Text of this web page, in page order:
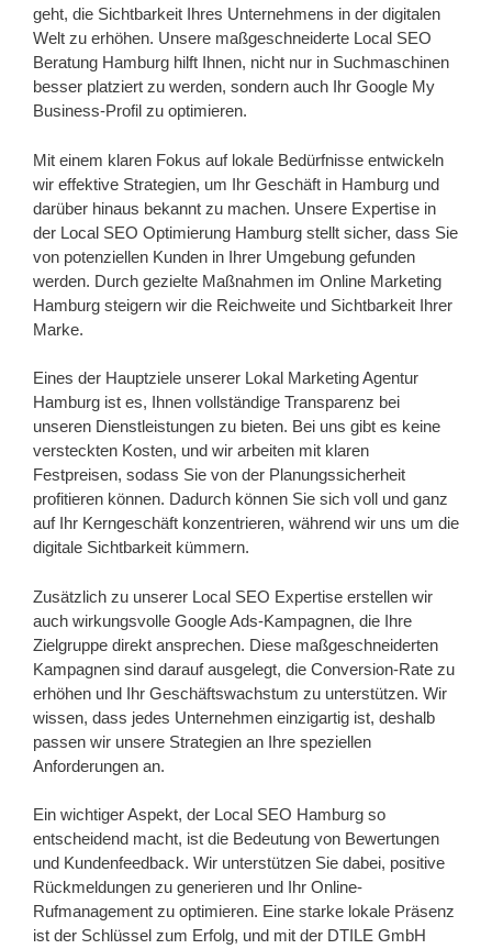
geht, die Sichtbarkeit Ihres Unternehmens in der digitalen
Welt zu erhöhen. Unsere maßgeschneiderte Local SEO
Beratung Hamburg hilft Ihnen, nicht nur in Suchmaschinen
besser platziert zu werden, sondern auch Ihr Google My
Business-Profil zu optimieren.
Mit einem klaren Fokus auf lokale Bedürfnisse entwickeln
wir effektive Strategien, um Ihr Geschäft in Hamburg und
darüber hinaus bekannt zu machen. Unsere Expertise in
der Local SEO Optimierung Hamburg stellt sicher, dass Sie
von potenziellen Kunden in Ihrer Umgebung gefunden
werden. Durch gezielte Maßnahmen im Online Marketing
Hamburg steigern wir die Reichweite und Sichtbarkeit Ihrer
Marke.
Eines der Hauptziele unserer Lokal Marketing Agentur
Hamburg ist es, Ihnen vollständige Transparenz bei
unseren Dienstleistungen zu bieten. Bei uns gibt es keine
versteckten Kosten, und wir arbeiten mit klaren
Festpreisen, sodass Sie von der Planungssicherheit
profitieren können. Dadurch können Sie sich voll und ganz
auf Ihr Kerngeschäft konzentrieren, während wir uns um die
digitale Sichtbarkeit kümmern.
Zusätzlich zu unserer Local SEO Expertise erstellen wir
auch wirkungsvolle Google Ads-Kampagnen, die Ihre
Zielgruppe direkt ansprechen. Diese maßgeschneiderten
Kampagnen sind darauf ausgelegt, die Conversion-Rate zu
erhöhen und Ihr Geschäftswachstum zu unterstützen. Wir
wissen, dass jedes Unternehmen einzigartig ist, deshalb
passen wir unsere Strategien an Ihre speziellen
Anforderungen an.
Ein wichtiger Aspekt, der Local SEO Hamburg so
entscheidend macht, ist die Bedeutung von Bewertungen
und Kundenfeedback. Wir unterstützen Sie dabei, positive
Rückmeldungen zu generieren und Ihr Online-
Rufmanagement zu optimieren. Eine starke lokale Präsenz
ist der Schlüssel zum Erfolg, und mit der DTILE GmbH